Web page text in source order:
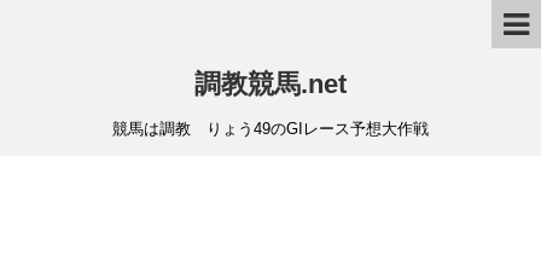
調教競馬.net
競馬は調教 りょう49のGIレース予想大作戦